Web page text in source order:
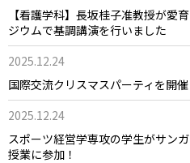
【看護学科】長坂桂子准教授が愛
ジウムで基調講演を行いました
2025.12.24
国際交流クリスマスパーティを開
2025.12.24
スポーツ経営学専攻の学生がサン
授業に参加！